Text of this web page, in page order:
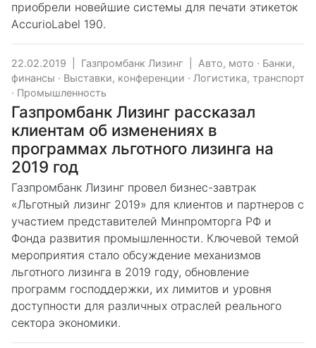
приобрели новейшие системы для печати этикеток
AccurioLabel 190.
22.02.2019 Газпромбанк Лизинг Авто, мото · Банки,
финансы · Выставки, конференции · Логистика, транспорт
· Промышленность
Газпромбанк Лизинг рассказал
клиентам об изменениях в
программах льготного лизинга на
2019 год
Газпромбанк Лизинг провел бизнес-завтрак
«Льготный лизинг 2019» для клиентов и партнеров с
участием представителей Минпромторга РФ и
Фонда развития промышленности. Ключевой темой
мероприятия стало обсуждение механизмов
льготного лизинга в 2019 году, обновление
программ господдержки, их лимитов и уровня
доступности для различных отраслей реального
сектора экономики.